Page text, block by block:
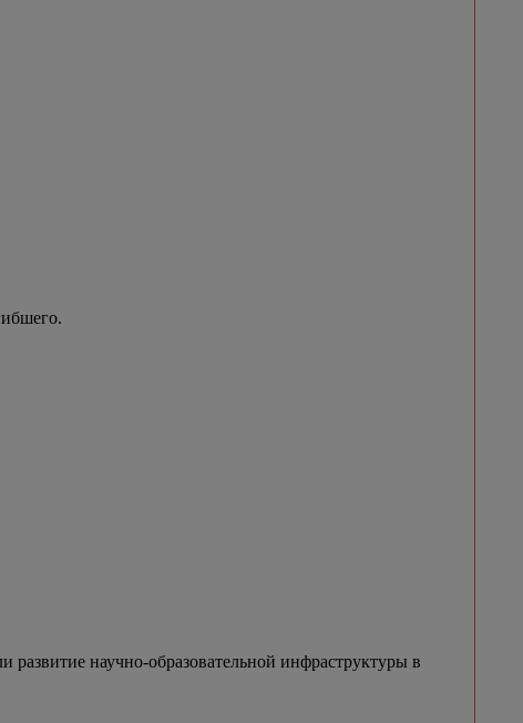
развитие научно-образовательной инфраструктуры в